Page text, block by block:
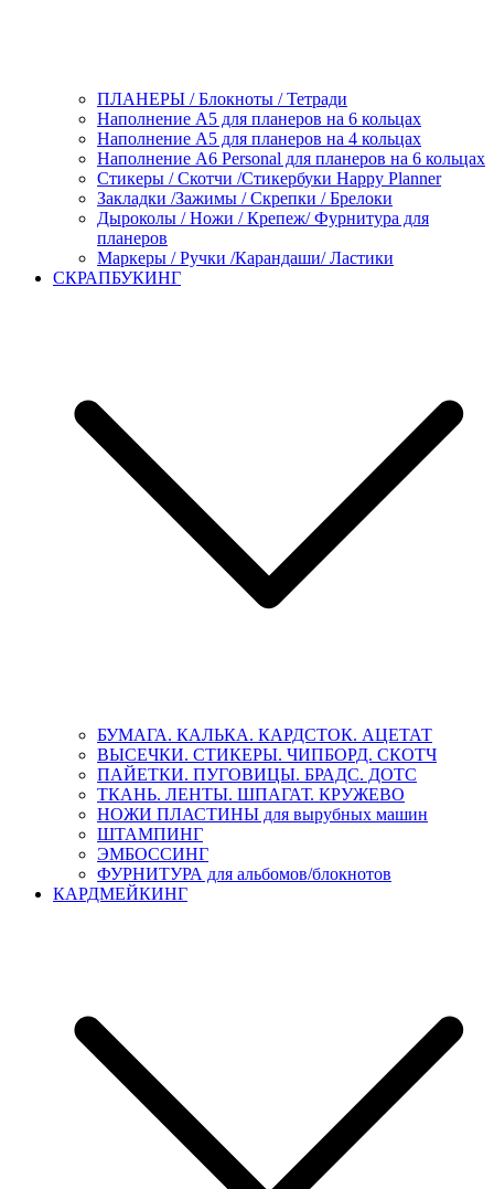
ПЛАНЕРЫ / Блокноты / Тетради
Наполнение А5 для планеров на 6 кольцах
Наполнение А5 для планеров на 4 кольцах
Наполнение А6 Personal для планеров на 6 кольцах
Стикеры / Скотчи /Стикербуки Happy Planner
Закладки /Зажимы / Скрепки / Брелоки
Дыроколы / Ножи / Крепеж/ Фурнитура для
планеров
Маркеры / Ручки /Карандаши/ Ластики
СКРАПБУКИНГ
БУМАГА. КАЛЬКА. КАРДСТОК. АЦЕТАТ
ВЫСЕЧКИ. СТИКЕРЫ. ЧИПБОРД. СКОТЧ
ПАЙЕТКИ. ПУГОВИЦЫ. БРАДС. ДОТС
ТКАНЬ. ЛЕНТЫ. ШПАГАТ. КРУЖЕВО
НОЖИ ПЛАСТИНЫ для вырубных машин
ШТАМПИНГ
ЭМБОССИНГ
ФУРНИТУРА для альбомов/блокнотов
КАРДМЕЙКИНГ